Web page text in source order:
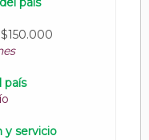
país
y servicio